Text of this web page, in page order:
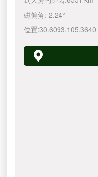
磁偏角:-2.24°
位置:30.6093,105.3640